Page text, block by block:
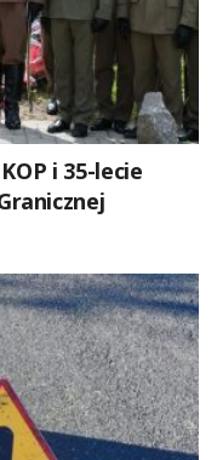
i 35-lecie